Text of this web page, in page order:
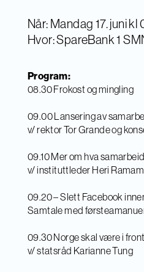
Når: Mandag 17. juni
Hvor: SpareBank 1
Program:
08.30 Frokost og mingling
09.00 Lansering av
v/ rektor Tor Grande og
09.10 Mer om hva
v/ instituttleder Heri
09.20 – Slett Facebook
Samtale med
09.30 Norge skal være i
v/ statsråd Karianne Tung